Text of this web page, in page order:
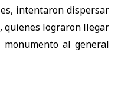
intentaron dispersar
quienes lograron llegar
al general